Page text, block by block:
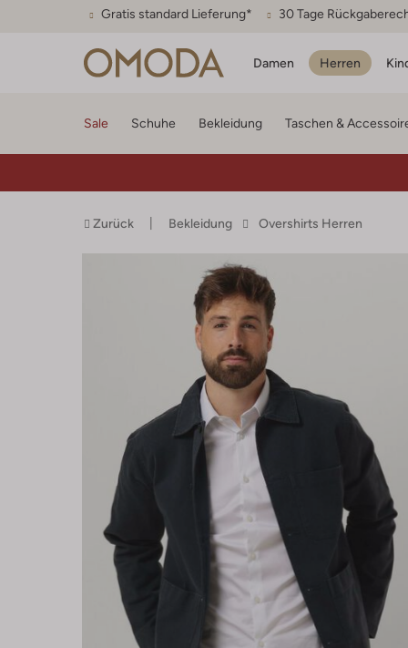
Gratis standard Lieferung* 30 Tage
Damen Herren
Sale Schuhe Bekleidung Taschen &
Zurück Bekleidung Overshirts Herren